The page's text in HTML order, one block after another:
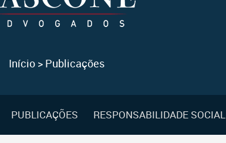
Início> Publicações
PUBLICAÇÕES RESPONSABILIDADE SOCIAL